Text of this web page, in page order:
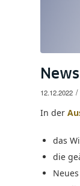
12.12.2022 /
In der
das
die